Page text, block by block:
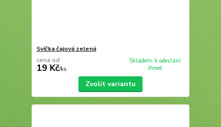
Svíčka čajová zelená
cena od
19 Kč/ks
Skladem, k odeslání
ihned
Zvolit variantu